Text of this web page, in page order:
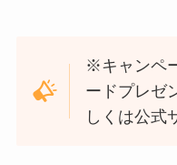
※キャンペ
ードプレゼ
しくは公式